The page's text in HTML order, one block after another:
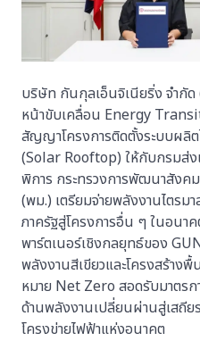
บริษัท กันกุลเอ็นจิเนียริ่ง จำกั
หน้าขับเคลื่อน Energy
สัญญาโครงการติดตั้งระบบผลิ
(Solar Rooftop) ให้กับกรมส่
พิการ กระทรวงการพัฒนาสัง
(พม.) เตรียมจ่ายพลังงานไตรม
ภาครัฐสู่โครงการอื่น ๆ ในอนา
พาร์ตเนอร์เชิงกลยุทธ์ของ
พลังงานสีเขียวและโครงสร้าง
หมาย Net Zero สอดรับมาตรก
ด้านพลังงานเปลี่ยนผ่านสู่เสถีย
โครงข่ายไฟฟ้าแห่งอนาคต